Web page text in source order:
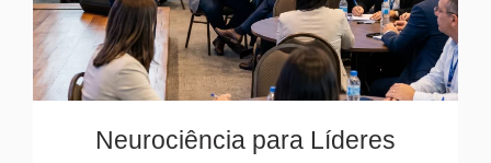
Neurociência para Líderes